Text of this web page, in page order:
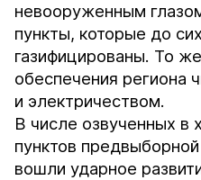
невооруженным
пункты, которые до
газифицированы. То
обеспечения региона
и электричеством.
В числе озвученных в
пунктов
вошли ударное